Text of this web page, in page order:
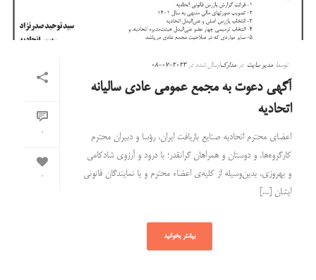
0
0
توسط مدیر سایت در مدارکارسال شده در2023-07-08
آگهی دعوت به مجمع عمومی عادی سالیانه
اتحادیه
اعضای محترم اتحادیه صنایع بازیافت ایران، رؤسا و دبیران محترم
کارگروه‌ها، و دوستان و همراهان گرانقدر؛ با درود و آرزوی شادکامی
و بهروزی، بدین‌وسیله از کلیه‌ی اعضاء محترم و یا نمایندگان قانونی
ایشان [...]
بیشتر بخوانید